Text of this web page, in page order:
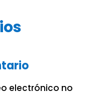
electrónico no